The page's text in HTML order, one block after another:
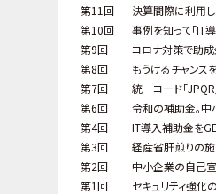
第11回 決算間際に利用
第10回
事例を知って「IT
第9回
コロナ対策で助成
第8回
もうけるチャンス
第7回
統一コード「
第6回
令和の補助金。
第4回
IT導入補助金を
第3回
経産省肝煎りの施
第2回
中小企業の自己宣
第1回
セキュリティ強